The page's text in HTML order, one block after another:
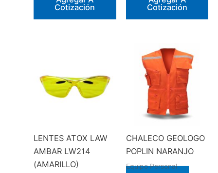
Cotización
Cotización
LENTES ATOX LAW
AMBAR LW214
(AMARILLO)
CHALECO GEOLOGO
POPLIN NARANJO
Equipo Personal